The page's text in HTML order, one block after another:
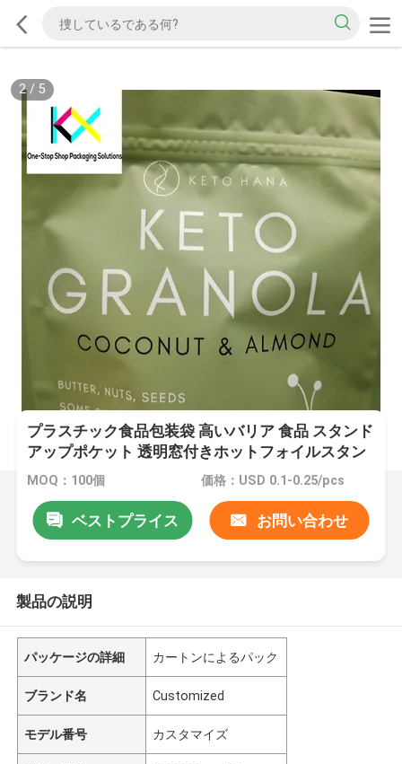
2/ 5
プラスチック食品包装袋 高いバリア 食品 スタンド
アップポケット 透明窓付きホットフォイルスタン
プ
MOQ：100個 価格：USD 0.1-0.25/pcs
ベストプライス お問い合わせ
製品の説明
パッケージの詳細 カートンによるパック
ブランド名 Customized
モデル番号 カスタマイズ